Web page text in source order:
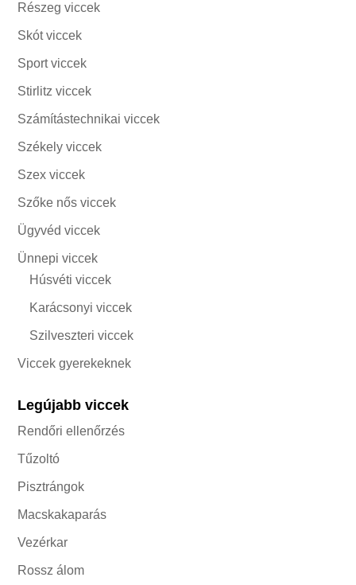
Részeg viccek
Skót viccek
Sport viccek
Stirlitz viccek
Számítástechnikai viccek
Székely viccek
Szex viccek
Szőke nős viccek
Ügyvéd viccek
Ünnepi viccek
Húsvéti viccek
Karácsonyi viccek
Szilveszteri viccek
Viccek gyerekeknek
Legújabb viccek
Rendőri ellenőrzés
Tűzoltó
Pisztrángok
Macskakaparás
Vezérkar
Rossz álom